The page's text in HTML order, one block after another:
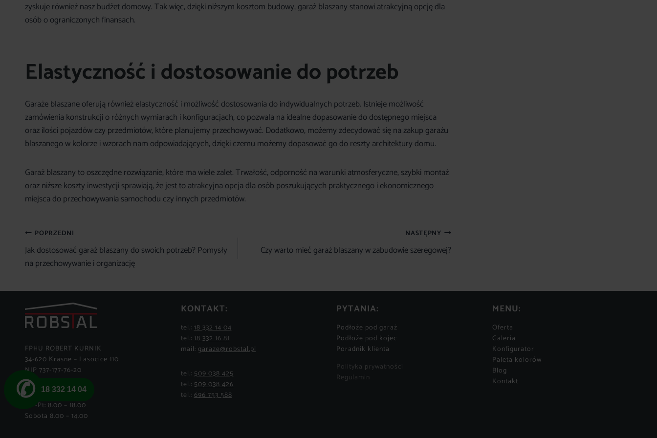
zyskuje również nasz budżet domowy. Tak więc, dzięki niższym kosztom budowy, garaż blaszany stanowi atrakcyjną opcję dla
osób o ograniczonych finansach.
Elastyczność i dostosowanie do potrzeb
Garaże blaszane oferują również elastyczność i możliwość dostosowania do indywidualnych potrzeb. Istnieje możliwość
zamówienia konstrukcji o różnych wymiarach i konfiguracjach, co pozwala na idealne dopasowanie do dostępnego miejsca
oraz ilości pojazdów czy przedmiotów, które planujemy przechowywać. Dodatkowo, możemy zdecydować się na zakup garażu
blaszanego w kolorze i wzorach nam odpowiadających, dzięki czemu możemy dopasować go do reszty architektury domu.
Garaż blaszany to oszczędne rozwiązanie, które ma wiele zalet. Trwałość, odporność na warunki atmosferyczne, szybki montaż
oraz niższe koszty inwestycji sprawiają, że jest to atrakcyjna opcja dla osób poszukujących praktycznego i ekonomicznego
miejsca do przechowywania samochodu czy innych przedmiotów.
Nawigacja
wpisu
POPRZEDNI
Jak dostosować garaż blaszany do swoich potrzeb? Pomysły
na przechowywanie i organizację
NASTĘPNY
Czy warto mieć garaż blaszany w zabudowie szeregowej?
FPHU ROBERT KURNIK
34-620 Krasne – Lasocice 110
NIP 737-177-76-20
Godziny otwarcia:
Pn -Pt: 8.00 – 18.00
Sobota 8.00 – 14.00
KONTAKT:
tel.:18 332 14 04
tel.:18 332 16 81
mail: garaze@robstal.pl
tel.:509 038 425
tel.:509 038 426
tel.:696 753 588
PYTANIA:
Podłoże pod garaż
Podłoże pod kojec
Poradnik klienta
Polityka prywatności
Regulamin
MENU:
Oferta
Galeria
Konfigurator
Paleta kolorów
Blog
Kontakt
✆ 18 332 14 04